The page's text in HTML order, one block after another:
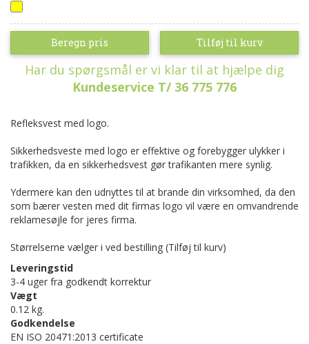
Gul
Beregn pris Tilføj til kurv
Har du spørgsmål er vi klar til at hjælpe dig
Kundeservice T/ 36 775 776
Refleksvest med logo.
Sikkerhedsveste med logo er effektive og forebygger ulykker i
trafikken, da en sikkerhedsvest gør trafikanten mere synlig.
Ydermere kan den udnyttes til at brande din virksomhed, da den
som bærer vesten med dit firmas logo vil være en omvandrende
reklamesøjle for jeres firma.
Størrelserne vælger i ved bestilling (Tilføj til kurv)
Leveringstid
3-4 uger fra godkendt korrektur
Vægt
0.12 kg.
Godkendelse
EN ISO 20471:2013 certificate